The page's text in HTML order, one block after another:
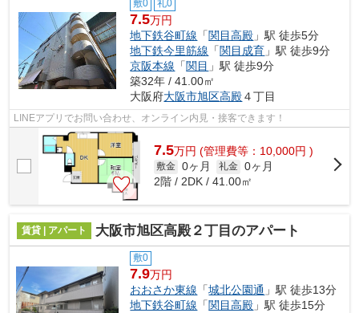
敷0 礼0
7.5万円
地下鉄谷町線 「関目高殿 」駅 徒歩5分
地下鉄今里筋線 「関目成育 」駅 徒歩9分
京阪本線 「関目 」駅 徒歩9分
築32年 / 41.00㎡
大阪府大阪市旭区高殿４丁目
LINEアプリでお問い合わせ、オンライン内見・接客できます！
7.5万円 (管理費等：10,000円 )
敷金 0ヶ月 礼金 0ヶ月
2階 / 2DK / 41.00㎡
賃貸 | アパート 大阪市旭区高殿２丁目のアパート
敷0
7.9万円
おおさか東線 「城北公園通 」駅 徒歩13分
地下鉄谷町線 「関目高殿 」駅 徒歩15分